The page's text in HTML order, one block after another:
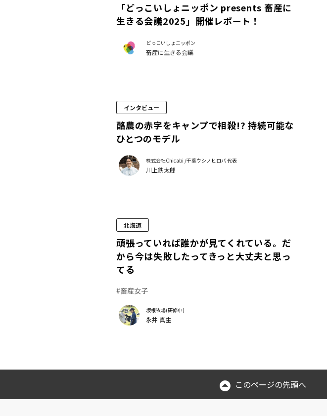
「どっこいしょニッポン presents 畜産に
生きる会議2025」開催レポート！
どっこいしょニッポン
畜産に生きる会議
インタビュー
酪農の赤字をキャンプで相殺!? 持続可能な
ひとつのモデル
株式会社Chicabi /千葉ウシノヒロバ 代表
川上鉄太郎
北海道
頑張っていれば誰かが見てくれている。だ
から今は失敗したってきっと大丈夫と思っ
てる
#畜産女子
坂根牧場(研修中)
永井 真生
このページの先頭へ